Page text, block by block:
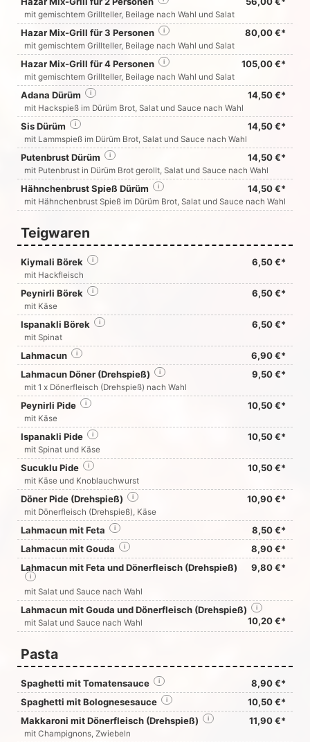
mit gemischtem Grillteller, Beilage nach Wahl und Salat
Hazar Mix-Grill für 3 Personen 80,00 €*
i
mit gemischtem Grillteller, Beilage nach Wahl und Salat
Hazar Mix-Grill für 4 Personen 105,00 €*
i
mit gemischtem Grillteller, Beilage nach Wahl und Salat
Adana Dürüm 14,50 €*
i
mit Hackspieß im Dürüm Brot, Salat und Sauce nach Wahl
Sis Dürüm 14,50 €*
i
mit Lammspieß im Dürüm Brot, Salat und Sauce nach Wahl
Putenbrust Dürüm 14,50 €*
i
mit Putenbrust in Dürüm Brot gerollt, Salat und Sauce nach Wahl
Hähnchenbrust Spieß Dürüm 14,50 €*
i
mit Hähnchenbrust Spieß im Dürüm Brot, Salat und Sauce nach Wahl
Teigwaren
Kiymali Börek 6,50 €*
i
mit Hackfleisch
Peynirli Börek 6,50 €*
i
mit Käse
Ispanakli Börek 6,50 €*
i
mit Spinat
Lahmacun 6,90 €*
i
Lahmacun Döner (Drehspieß) 9,50 €*
i
mit 1 x Dönerfleisch (Drehspieß) nach Wahl
Peynirli Pide 10,50 €*
i
mit Käse
Ispanakli Pide 10,50 €*
i
mit Spinat und Käse
Sucuklu Pide 10,50 €*
i
mit Käse und Knoblauchwurst
Döner Pide (Drehspieß) 10,90 €*
i
mit Dönerfleisch (Drehspieß), Käse
Lahmacun mit Feta 8,50 €*
i
Lahmacun mit Gouda 8,90 €*
i
Lahmacun mit Feta und Dönerfleisch (Drehspieß) 9,80 €*
i
mit Salat und Sauce nach Wahl
Lahmacun mit Gouda und Dönerfleisch (Drehspieß)
10,20 €*
i
mit Salat und Sauce nach Wahl
Pasta
Spaghetti mit Tomatensauce 8,90 €*
i
Spaghetti mit Bolognesesauce 10,50 €*
i
Makkaroni mit Dönerfleisch (Drehspieß) 11,90 €*
i
mit Champignons, Zwiebeln